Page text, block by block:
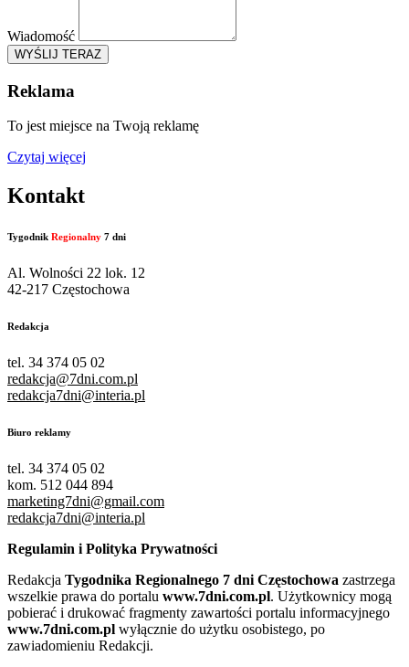
Wiadomość
WYŚLIJ TERAZ
Reklama
To jest miejsce na Twoją reklamę
Czytaj więcej
Kontakt
Tygodnik Regionalny 7 dni
Al. Wolności 22 lok. 12
42-217 Częstochowa
Redakcja
tel. 34 374 05 02
redakcja@7dni.com.pl
redakcja7dni@interia.pl
Biuro reklamy
tel. 34 374 05 02
kom. 512 044 894
marketing7dni@gmail.com
redakcja7dni@interia.pl
Regulamin i Polityka Prywatności
Redakcja Tygodnika Regionalnego 7 dni Częstochowa zastrzega
wszelkie prawa do portalu www.7dni.com.pl. Użytkownicy mogą
pobierać i drukować fragmenty zawartości portalu informacyjnego
www.7dni.com.pl wyłącznie do użytku osobistego, po
zawiadomieniu Redakcji.